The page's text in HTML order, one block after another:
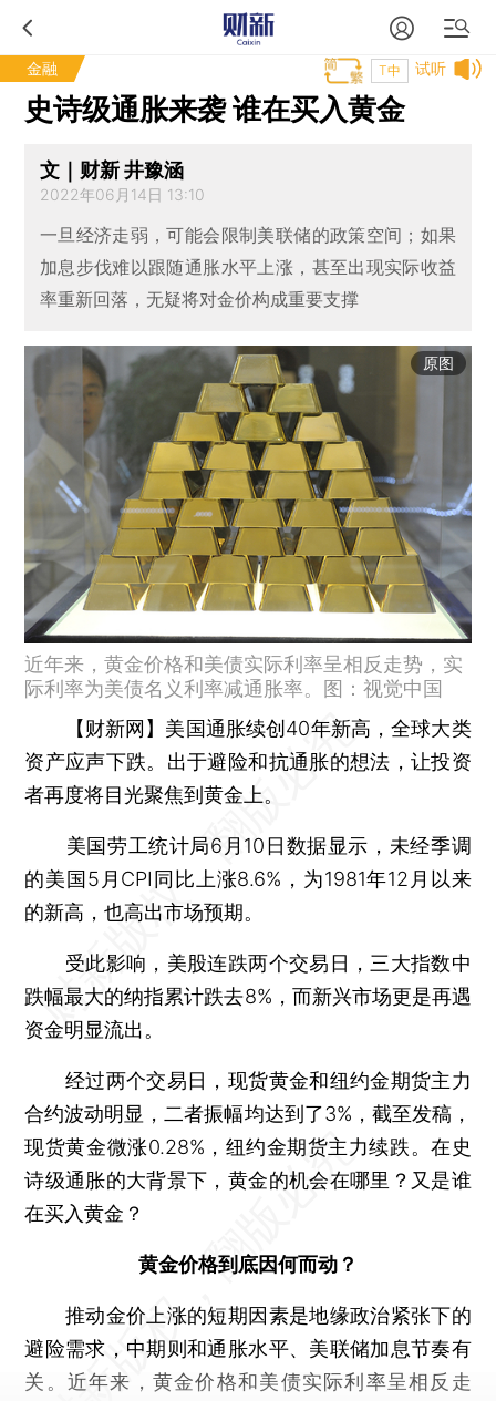
金融 试听
T中
史诗级通胀来袭 谁在买入黄金
文｜财新 井豫涵
2022年06月14日 13:10
一旦经济走弱，可能会限制美联储的政策空间；如果
加息步伐难以跟随通胀水平上涨，甚至出现实际收益
率重新回落，无疑将对金价构成重要支撑
原图
近年来，黄金价格和美债实际利率呈相反走势，实
际利率为美债名义利率减通胀率。图：视觉中国
【财新网】 美国通胀续创40年新高，全球大类
资产应声下跌。出于避险和抗通胀的想法，让投资
者再度将目光聚焦到黄金上。
美国劳工统计局6月10日数据显示，未经季调
的美国5月CPI同比上涨8.6%，为1981年12月以来
的新高，也高出市场预期。
受此影响，美股连跌两个交易日，三大指数中
跌幅最大的纳指累计跌去8%，而新兴市场更是再遇
资金明显流出。
经过两个交易日，现货黄金和纽约金期货主力
合约波动明显，二者振幅均达到了3%，截至发稿，
现货黄金微涨0.28%，纽约金期货主力续跌。在史
诗级通胀的大背景下，黄金的机会在哪里？又是谁
在买入黄金？
黄金价格到底因何而动？
推动金价上涨的短期因素是地缘政治紧张下的
避险需求，中期则和通胀水平、美联储加息节奏有
关。近年来，黄金价格和美债实际利率呈相反走